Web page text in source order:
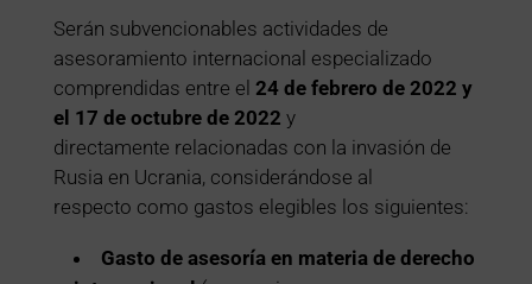
Serán subvencionables actividades de
asesoramiento internacional especializado
comprendidas entre el 24 de febrero de 2022 y
el 17 de octubre de 2022 y
directamente relacionadas con la invasión de
Rusia en Ucrania, considerándose al
respecto como gastos elegibles los siguientes:
Gasto de asesoría en materia de derecho